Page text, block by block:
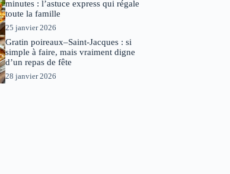
minutes : l’astuce express qui régale
toute la famille
25 janvier 2026
Gratin poireaux–Saint-Jacques : si
simple à faire, mais vraiment digne
d’un repas de fête
28 janvier 2026